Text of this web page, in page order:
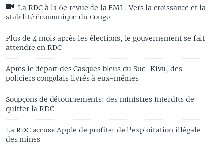
La RDC à la 6e revue de la FMI : Vers la croissance et la
stabilité économique du Congo
Plus de 4 mois après les élections, le gouvernement se fait
attendre en RDC
Après le départ des Casques bleus du Sud-Kivu, des
policiers congolais livrés à eux-mêmes
Soupçons de détournements: des ministres interdits de
quitter la RDC
La RDC accuse Apple de profiter de l'exploitation illégale
des mines